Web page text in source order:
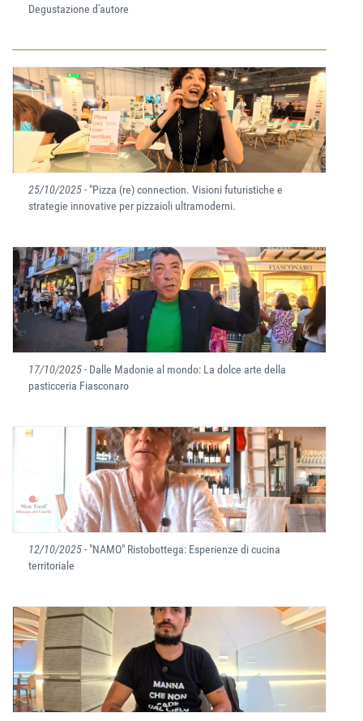
Degustazione d'autore
25/10/2025- "Pizza (re) connection. Visioni futuristiche e
strategie innovative per pizzaioli ultramoderni.
17/10/2025- Dalle Madonie al mondo: La dolce arte della
pasticceria Fiasconaro
12/10/2025- "NAMO" Ristobottega: Esperienze di cucina
territoriale